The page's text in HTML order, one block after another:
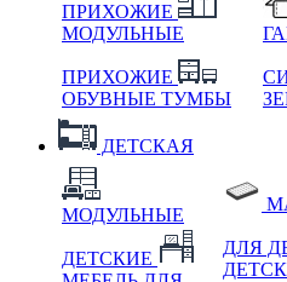
ПРИХОЖИЕ
МОДУЛЬНЫЕ
ПРИХОЖИЕ
ОБУВНЫЕ ТУМБЫ
ДЕТСКАЯ
МОДУЛЬНЫЕ
ДЕТСКИЕ
ДЛЯ